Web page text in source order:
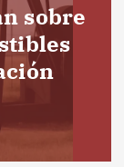
sobre